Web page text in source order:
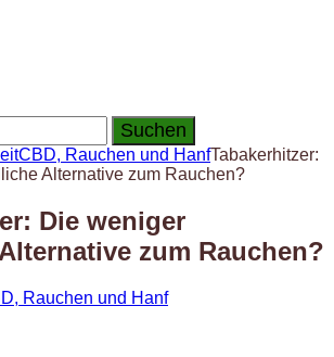
CBD, Rauchen und HanfTabakerhitzer:
Alternative zum Rauchen?
Die weniger
zum Rauchen?
Rauchen und Hanf